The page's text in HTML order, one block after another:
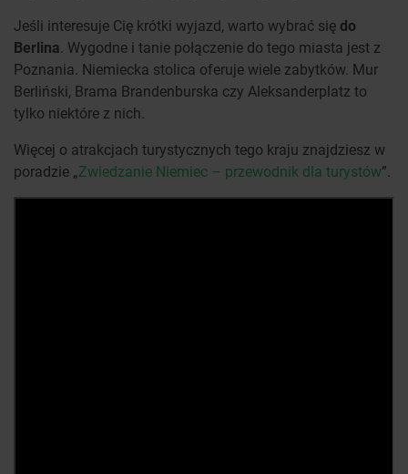
Jeśli interesuje Cię krótki wyjazd, warto wybrać się do
Berlina. Wygodne i tanie połączenie do tego miasta jest z
Poznania. Niemiecka stolica oferuje wiele zabytków. Mur
Berliński, Brama Brandenburska czy Aleksanderplatz to
tylko niektóre z nich.
Więcej o atrakcjach turystycznych tego kraju znajdziesz w
poradzie „Zwiedzanie Niemiec – przewodnik dla turystów”.